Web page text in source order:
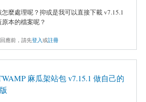
怎麼處理呢？抑或是我可以直接下載 v7.15.1
原本的檔案呢？
應前，請先登入或註冊
麻瓜架站包 v7.15.1 做自己的